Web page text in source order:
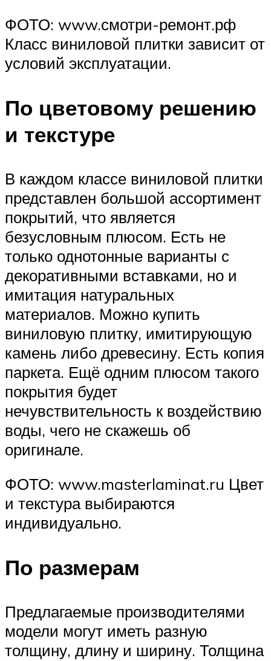
ФОТО: www.смотри-ремонт.рф
Класс виниловой плитки зависит от
условий эксплуатации.
По цветовому решению
и текстуре
В каждом классе виниловой плитки
представлен большой ассортимент
покрытий, что является
безусловным плюсом. Есть не
только однотонные варианты с
декоративными вставками, но и
имитация натуральных
материалов. Можно купить
виниловую плитку, имитирующую
камень либо древесину. Есть копия
паркета. Ещё одним плюсом такого
покрытия будет
нечувствительность к воздействию
воды, чего не скажешь об
оригинале.
ФОТО: www.masterlaminat.ru Цвет
и текстура выбираются
индивидуально.
По размерам
Предлагаемые производителями
модели могут иметь разную
толщину, длину и ширину. Толщина